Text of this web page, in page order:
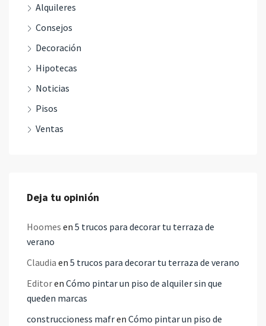
Alquileres
Consejos
Decoración
Hipotecas
Noticias
Pisos
Ventas
Deja tu opinión
Hoomes en 5 trucos para decorar tu terraza de
verano
Claudia en 5 trucos para decorar tu terraza de verano
Editoren Cómo pintar un piso de alquiler sin que
queden marcas
construccioness mafren Cómo pintar un piso de